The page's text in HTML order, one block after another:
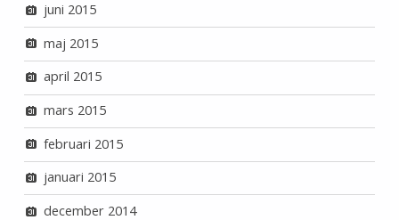
juni 2015
maj 2015
april 2015
mars 2015
februari 2015
januari 2015
december 2014